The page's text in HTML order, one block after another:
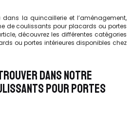
dans la quincaillerie et l’aménagement,
de coulissants pour placards ou portes
découvrez les différentes catégories
ou portes intérieures disponibles chez
DANS NOTRE
POUR PORTES